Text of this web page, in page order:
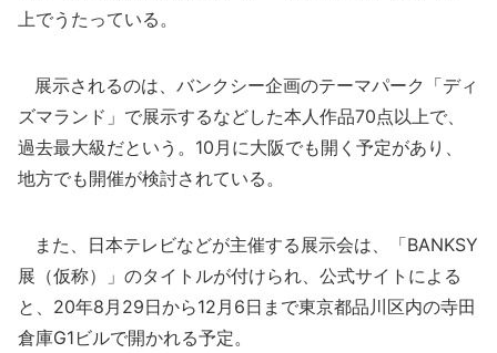
上でうたっている。
展示されるのは、バンクシー企画のテーマパーク「ディ
ズマランド」で展示するなどした本人作品70点以上で、
過去最大級だという。10月に大阪でも開く予定があり、
地方でも開催が検討されている。
また、日本テレビなどが主催する展示会は、「BANKSY
展（仮称）」のタイトルが付けられ、公式サイトによる
と、20年8月29日から12月6日まで東京都品川区内の寺田
倉庫G1ビルで開かれる予定。